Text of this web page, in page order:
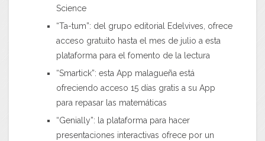
Science
“Ta-tum”: del grupo editorial Edelvives, ofrece
acceso gratuito hasta el mes de julio a esta
plataforma para el fomento de la lectura
“Smartick”: esta App malagueña está
ofreciendo acceso 15 días gratis a su App
para repasar las matemáticas
“Genially”: la plataforma para hacer
presentaciones interactivas ofrece por un